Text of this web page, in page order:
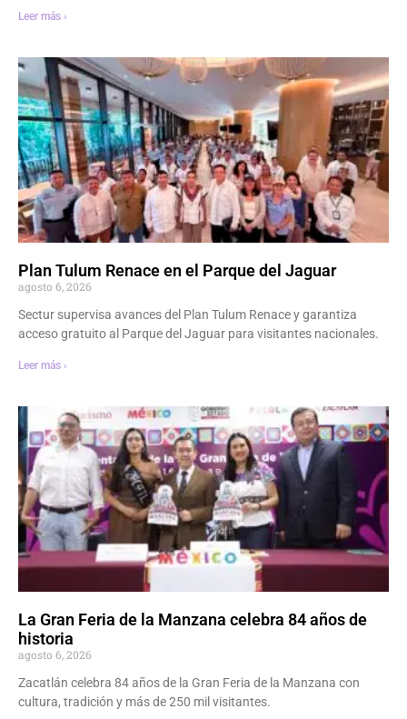
Leer más ›
Plan Tulum Renace en el Parque del Jaguar
agosto 6, 2026
Sectur supervisa avances del Plan Tulum Renace y garantiza
acceso gratuito al Parque del Jaguar para visitantes nacionales.
Leer más ›
La Gran Feria de la Manzana celebra 84 años de
historia
agosto 6, 2026
Zacatlán celebra 84 años de la Gran Feria de la Manzana con
cultura, tradición y más de 250 mil visitantes.